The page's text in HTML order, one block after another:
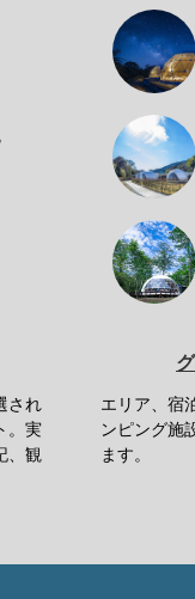
され
。実
、観
エリア、宿
ンピング施
ます。